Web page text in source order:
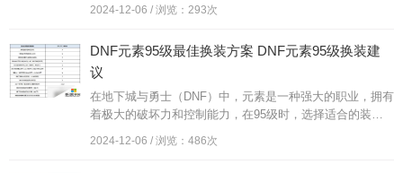
能和装备来对抗它，才能取得胜利。下面将介绍一些关于黄
的玩家们。
2024-12-06 / 浏览：293次
DNF元素95级最佳换装方案 DNF元素95级换装建
议
在地下城与勇士（DNF）中，元素是一种强大的职业，拥有
着极大的破坏力和控制能力，在95级时，选择适合的装备
对于元素来说至关重要。根据经验95级元素最佳换装方案
应该以增加输出和增强控制能力为主要目标，同时也要考虑
2024-12-06 / 浏览：486次